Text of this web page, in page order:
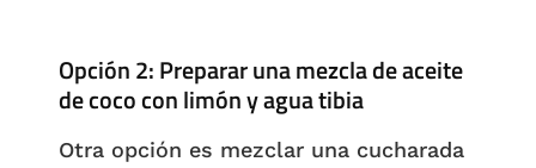
Opción 2: Preparar una mezcla de aceite
de coco con limón y agua tibia
Otra opción es mezclar una cucharada